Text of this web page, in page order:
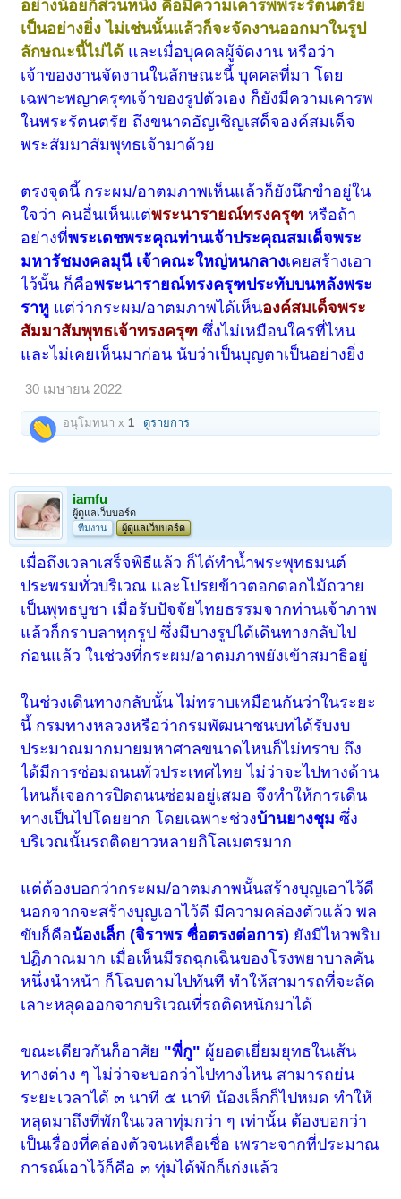
อย่างน้อยก็ส่วนหนึ่ง คือมีความเคารพพระรัตนตรัย
เป็นอย่างยิ่ง ไม่เช่นนั้นแล้วก็จะจัดงานออกมาในรูป
ลักษณะนี้ไม่ได้ และเมื่อบุคคลผู้จัดงาน หรือว่า
เจ้าของงานจัดงานในลักษณะนี้ บุคคลที่มา โดย
เฉพาะพญาครุฑเจ้าของรูปตัวเอง ก็ยังมีความเคารพ
ในพระรัตนตรัย ถึงขนาดอัญเชิญเสด็จองค์สมเด็จ
พระสัมมาสัมพุทธเจ้ามาด้วย
ตรงจุดนี้ กระผม/อาตมภาพเห็นแล้วก็ยังนึกขำอยู่ใน
ใจว่า คนอื่นเห็นแต่พระนารายณ์ทรงครุฑ หรือถ้า
อย่างที่พระเดชพระคุณท่านเจ้าประคุณสมเด็จพระ
มหารัชมงคลมุนี เจ้าคณะใหญ่หนกลางเคยสร้างเอา
ไว้นั้น ก็คือพระนารายณ์ทรงครุฑประทับบนหลังพระ
ราหู แต่ว่ากระผม/อาตมภาพได้เห็นองค์สมเด็จพระ
สัมมาสัมพุทธเจ้าทรงครุฑ ซึ่งไม่เหมือนใครที่ไหน
และไม่เคยเห็นมาก่อน นับว่าเป็นบุญตาเป็นอย่างยิ่ง
30 เมษายน 2022
อนุโมทนา x 1 ดูรายการ
iamfu
ผู้ดูแลเว็บบอร์ด
ทีมงาน
ผู้ดูแลเว็บบอร์ด
เมื่อถึงเวลาเสร็จพิธีแล้ว ก็ได้ทำน้ำพระพุทธมนต์
ประพรมทั่วบริเวณ และโปรยข้าวตอกดอกไม้ถวาย
เป็นพุทธบูชา เมื่อรับปัจจัยไทยธรรมจากท่านเจ้าภาพ
แล้วก็กราบลาทุกรูป ซึ่งมีบางรูปได้เดินทางกลับไป
ก่อนแล้ว ในช่วงที่กระผม/อาตมภาพยังเข้าสมาธิอยู่
ในช่วงเดินทางกลับนั้น ไม่ทราบเหมือนกันว่าในระยะ
นี้ กรมทางหลวงหรือว่ากรมพัฒนาชนบทได้รับงบ
ประมาณมากมายมหาศาลขนาดไหนก็ไม่ทราบ ถึง
ได้มีการซ่อมถนนทั่วประเทศไทย ไม่ว่าจะไปทางด้าน
ไหนก็เจอการปิดถนนซ่อมอยู่เสมอ จึงทำให้การเดิน
ทางเป็นไปโดยยาก โดยเฉพาะช่วงบ้านยางชุม ซึ่ง
บริเวณนั้นรถติดยาวหลายกิโลเมตรมาก
แต่ต้องบอกว่ากระผม/อาตมภาพนั้นสร้างบุญเอาไว้ดี
นอกจากจะสร้างบุญเอาไว้ดี มีความคล่องตัวแล้ว พล
ขับก็คือน้องเล็ก (จิราพร ซื่อตรงต่อการ) ยังมีไหวพริบ
ปฏิภาณมาก เมื่อเห็นมีรถฉุกเฉินของโรงพยาบาลคัน
หนึ่งนำหน้า ก็โฉบตามไปทันที ทำให้สามารถที่จะลัด
เลาะหลุดออกจากบริเวณที่รถติดหนักมาได้
ขณะเดียวกันก็อาศัย "พี่กู" ผู้ยอดเยี่ยมยุทธในเส้น
ทางต่าง ๆ ไม่ว่าจะบอกว่าไปทางไหน สามารถย่น
ระยะเวลาได้ ๓ นาที ๕ นาที น้องเล็กก็ไปหมด ทำให้
หลุดมาถึงที่พักในเวลาทุ่มกว่า ๆ เท่านั้น ต้องบอกว่า
เป็นเรื่องที่คล่องตัวจนเหลือเชื่อ เพราะจากที่ประมาณ
การณ์เอาไว้ก็คือ ๓ ทุ่มได้พักก็เก่งแล้ว